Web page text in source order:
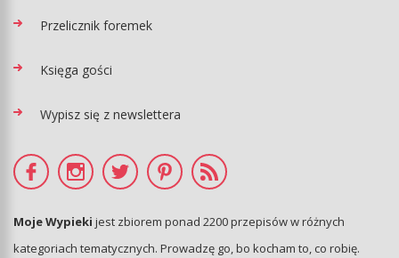
Przelicznik foremek
Księga gości
Wypisz się z newslettera
Moje Wypieki jest zbiorem ponad 2200 przepisów w różnych
kategoriach tematycznych. Prowadzę go, bo kocham to, co robię.